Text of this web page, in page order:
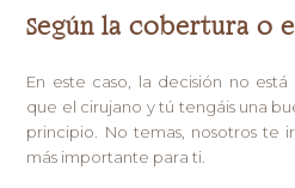
Según la cobertura o
En este caso, la decisión no
que el cirujano y tú tengáis una
principio. No temas, nosotros te
más importante para ti.